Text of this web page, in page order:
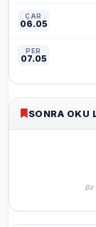
ÇAR
06.05
PER
07.05
SONRA OKU
Bir